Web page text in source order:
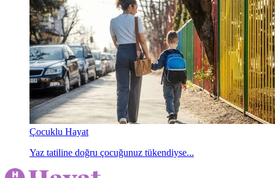
Çocuklu Hayat
Yaz tatiline doğru çocuğunuz tükendiyse...